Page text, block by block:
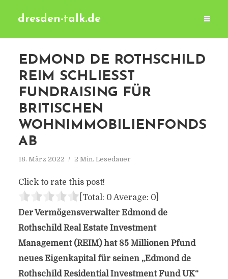
dresden-talk.de
EDMOND DE ROTHSCHILD
REIM SCHLIESST F
UNDRAISING FÜR B
RITISCHEN W
OHNIMMOBILIENFONDS A
B
18. März 2022 2 Min. Lesedauer
Click to rate this post!
[Total: 0 Average: 0]
Der Vermögensverwalter Edmond de
Rothschild Real Estate Investment
Management (REIM) hat 85 Millionen Pfund
neues Eigenkapital für seinen „Edmond de
Rothschild Residential Investment Fund UK“